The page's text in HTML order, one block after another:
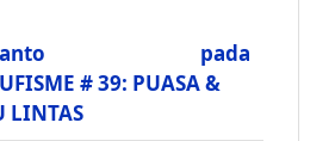
pada
# 39: PUASA &
LINTAS